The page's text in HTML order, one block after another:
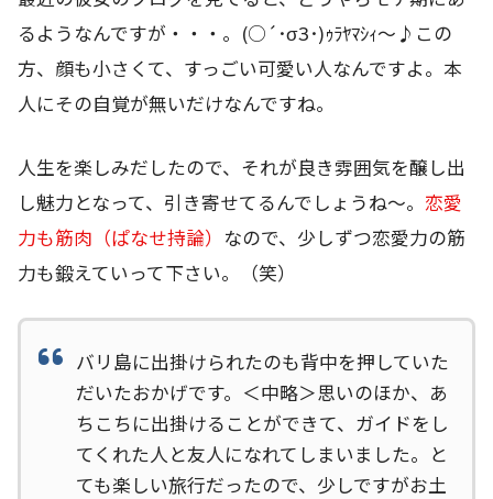
るようなんですが・・・。(○´･σЗ･)ｩﾗﾔﾏｼｨ～♪この
方、顔も小さくて、すっごい可愛い人なんですよ。本
人にその自覚が無いだけなんですね。
人生を楽しみだしたので、それが良き雰囲気を醸し出
し魅力となって、引き寄せてるんでしょうね～。 恋愛
力も筋肉（ぱなせ持論） なので、少しずつ恋愛力の筋
力も鍛えていって下さい。（笑）
バリ島に出掛けられたのも背中を押していた
だいたおかげです。＜中略＞思いのほか、あ
ちこちに出掛けることができて、ガイドをし
てくれた人と友人になれてしまいました。と
ても楽しい旅行だったので、少しですがお土